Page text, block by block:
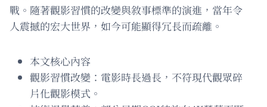
戰。隨著觀影習慣的改變與敘事標準的演進，當年令
人震撼的宏大世界，如今可能顯得冗長而疏離。
本文核心內容
觀影習慣改變：電影時長過長，不符現代觀眾碎
片化觀影模式。